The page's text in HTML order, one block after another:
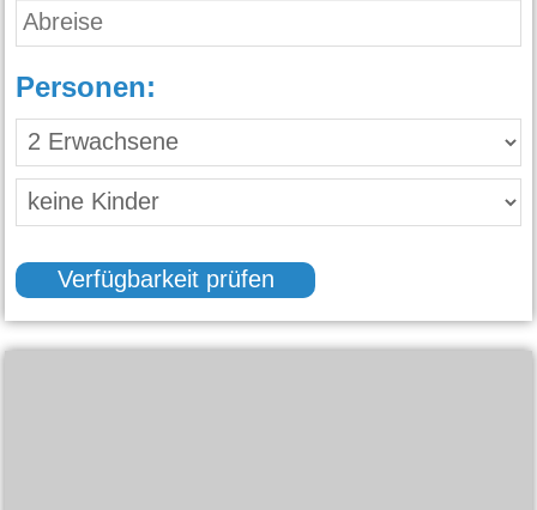
Personen:
Verfügbarkeit prüfen